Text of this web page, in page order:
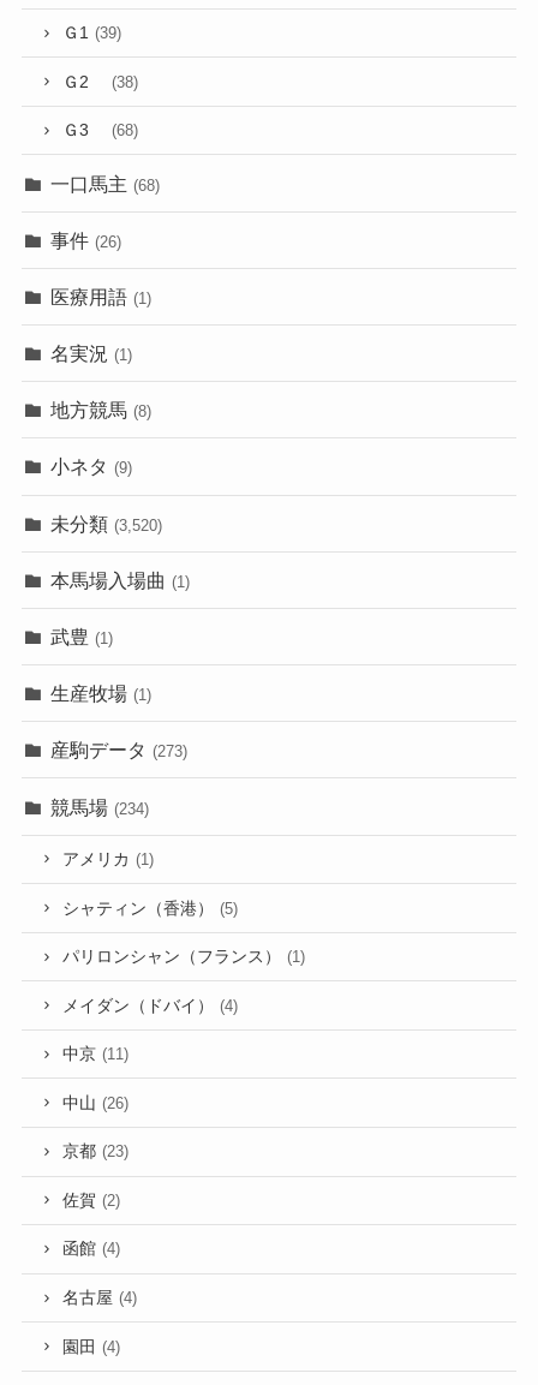
Ｇ1 (39)
Ｇ2 (38)
Ｇ3 (68)
一口馬主 (68)
事件 (26)
医療用語 (1)
名実況 (1)
地方競馬 (8)
小ネタ (9)
未分類 (3,520)
本馬場入場曲 (1)
武豊 (1)
生産牧場 (1)
産駒データ (273)
競馬場 (234)
アメリカ (1)
シャティン（香港） (5)
パリロンシャン（フランス） (1)
メイダン（ドバイ） (4)
中京 (11)
中山 (26)
京都 (23)
佐賀 (2)
函館 (4)
名古屋 (4)
園田 (4)